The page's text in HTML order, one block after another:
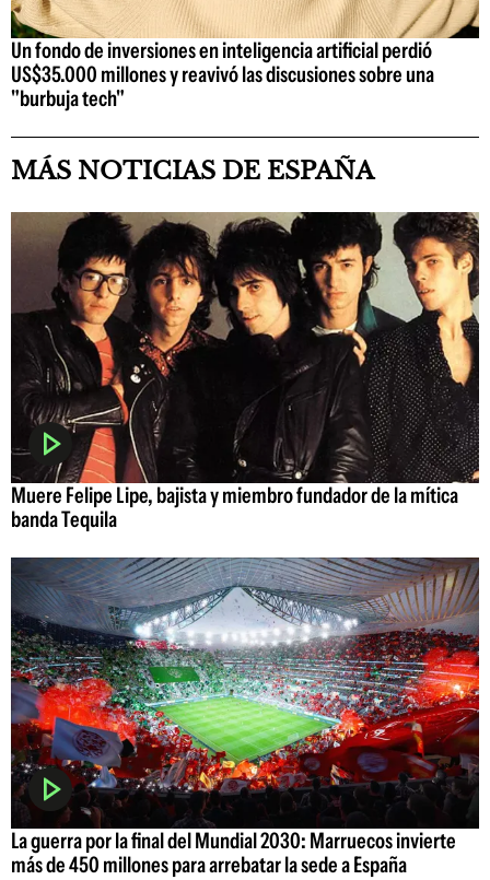
Un fondo de inversiones en inteligencia artificial perdió
US$35.000 millones y reavivó las discusiones sobre una
"burbuja tech"
MÁS NOTICIAS DE ESPAÑA
Muere Felipe Lipe, bajista y miembro fundador de la mítica
banda Tequila
La guerra por la final del Mundial 2030: Marruecos invierte
más de 450 millones para arrebatar la sede a España